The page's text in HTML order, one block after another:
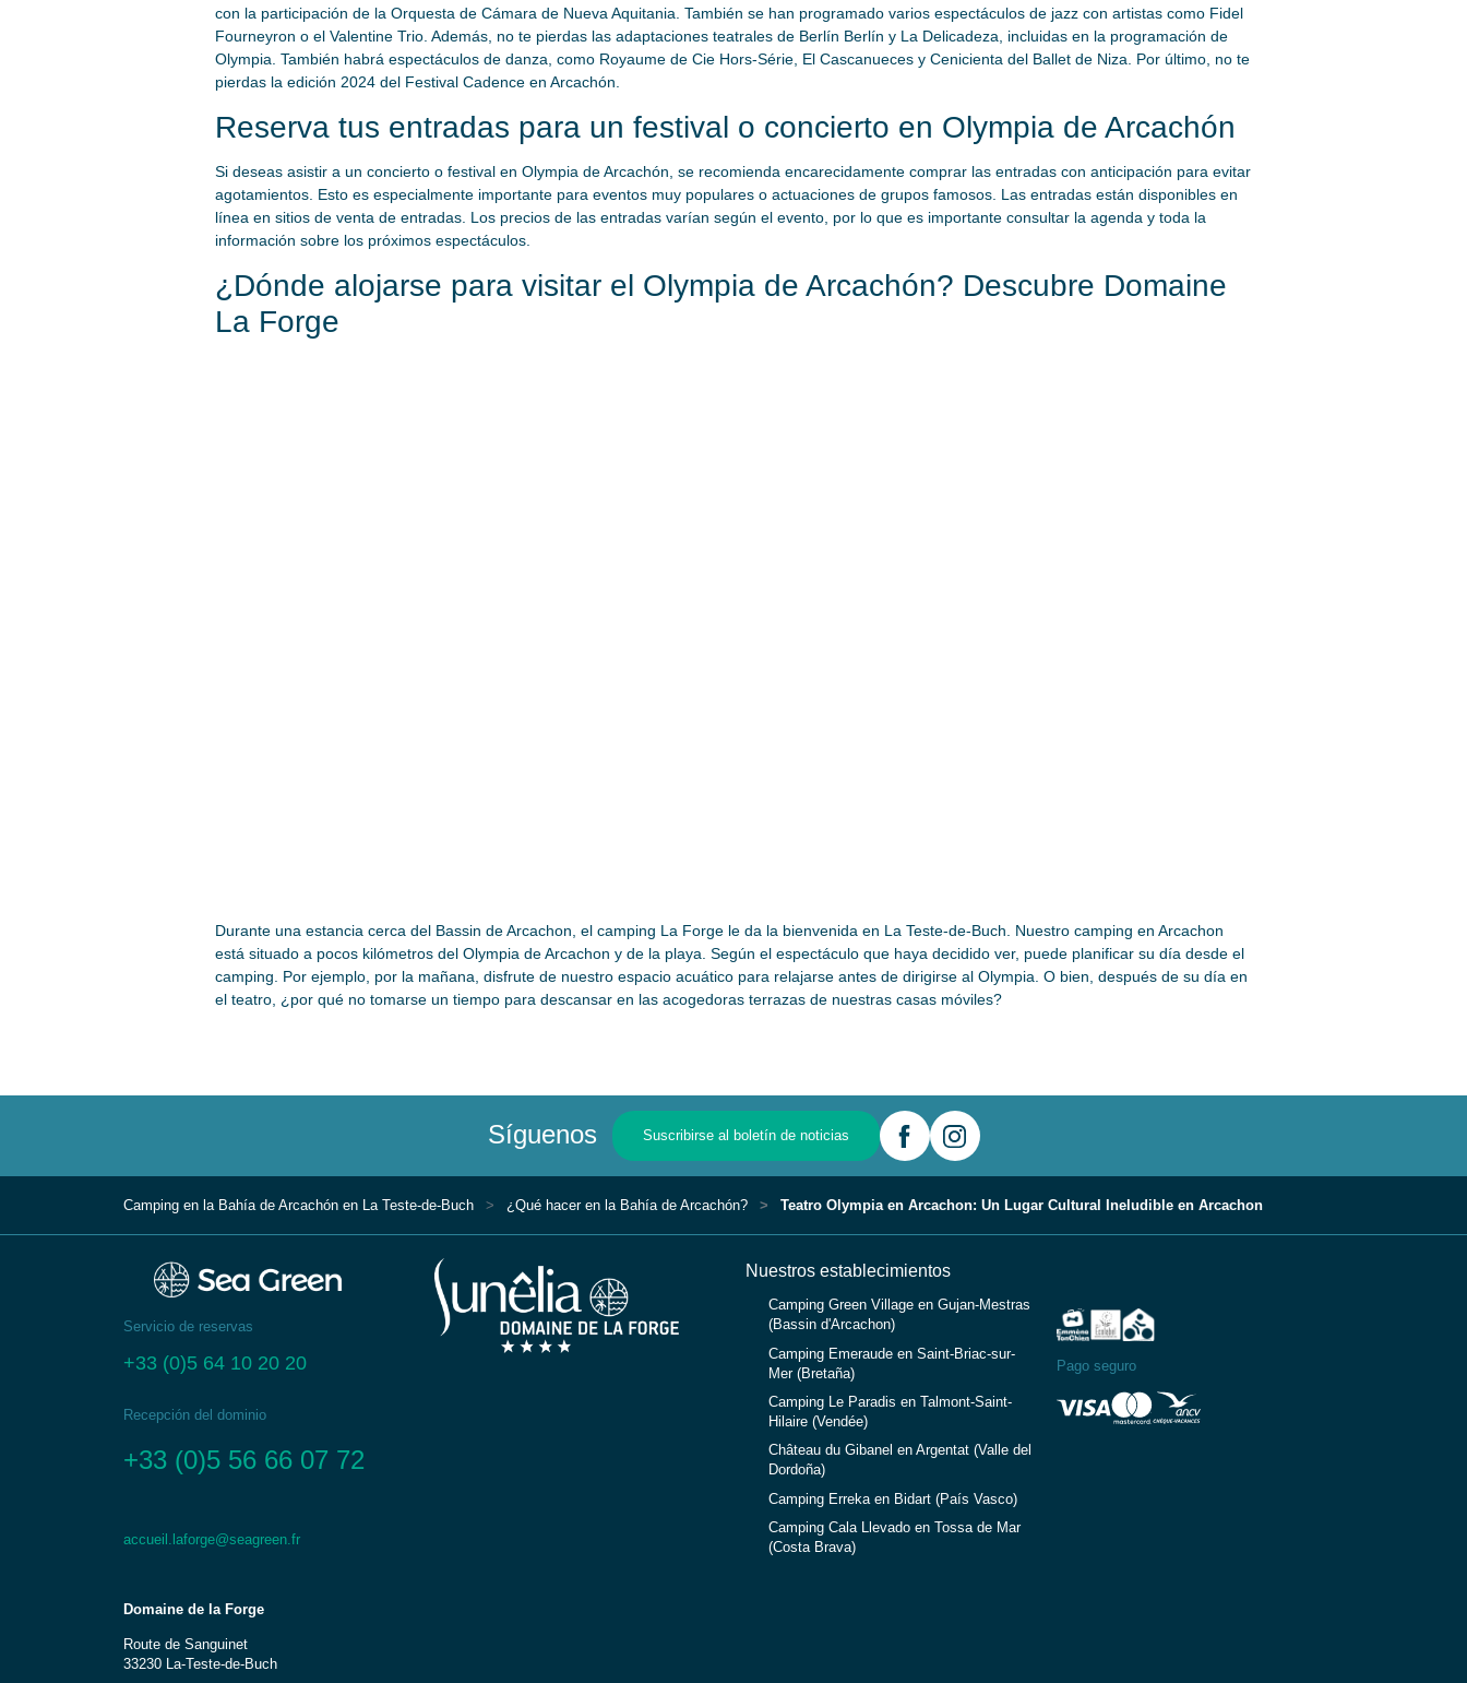
con la participación de la Orquesta de Cámara de Nueva Aquitania. También se han programado varios espectáculos de jazz con artistas como Fidel
Fourneyron o el Valentine Trio. Además, no te pierdas las adaptaciones teatrales de Berlín Berlín y La Delicadeza, incluidas en la programación de
Olympia. También habrá espectáculos de danza, como Royaume de Cie Hors-Série, El Cascanueces y Cenicienta del Ballet de Niza. Por último, no te
pierdas la edición 2024 del Festival Cadence en Arcachón.
Reserva tus entradas para un festival o concierto en Olympia de Arcachón
Si deseas asistir a un concierto o festival en Olympia de Arcachón, se recomienda encarecidamente comprar las entradas con anticipación para evitar
agotamientos. Esto es especialmente importante para eventos muy populares o actuaciones de grupos famosos. Las entradas están disponibles en
línea en sitios de venta de entradas. Los precios de las entradas varían según el evento, por lo que es importante consultar la agenda y toda la
información sobre los próximos espectáculos.
¿Dónde alojarse para visitar el Olympia de Arcachón? Descubre Domaine
La Forge
Durante una estancia cerca del Bassin de Arcachon, el camping La Forge le da la bienvenida en La Teste-de-Buch. Nuestro camping en Arcachon
está situado a pocos kilómetros del Olympia de Arcachon y de la playa. Según el espectáculo que haya decidido ver, puede planificar su día desde el
camping. Por ejemplo, por la mañana, disfrute de nuestro espacio acuático para relajarse antes de dirigirse al Olympia. O bien, después de su día en
el teatro, ¿por qué no tomarse un tiempo para descansar en las acogedoras terrazas de nuestras casas móviles?
Síguenos Suscribirse al boletín de noticias
Camping en la Bahía de Arcachón en La Teste-de-Buch ¿Qué hacer en la Bahía de Arcachón? Teatro Olympia en Arcachon: Un Lugar Cultural Ineludible en Arcachon
Servicio de reservas
+33 (0)5 64 10 20 20
Recepción del dominio
+33 (0)5 56 66 07 72
accueil.laforge@seagreen.fr
Domaine de la Forge
Route de Sanguinet
33230 La-Teste-de-Buch
Nuestros establecimientos
Camping Green Village en Gujan-Mestras
(Bassin d'Arcachon)
Camping Emeraude en Saint-Briac-sur-
Mer (Bretaña)
Camping Le Paradis en Talmont-Saint-
Hilaire (Vendée)
Château du Gibanel en Argentat (Valle del
Dordoña)
Camping Erreka en Bidart (País Vasco)
Camping Cala Llevado en Tossa de Mar
(Costa Brava)
Pago seguro